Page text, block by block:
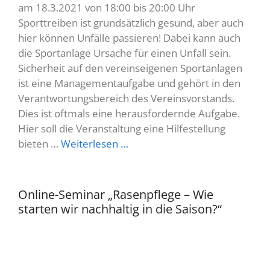
am 18.3.2021 von 18:00 bis 20:00 Uhr
Sporttreiben ist grundsätzlich gesund, aber auch
hier können Unfälle passieren! Dabei kann auch
die Sportanlage Ursache für einen Unfall sein.
Sicherheit auf den vereinseigenen Sportanlagen
ist eine Managementaufgabe und gehört in den
Verantwortungsbereich des Vereinsvorstands.
Dies ist oftmals eine herausfordernde Aufgabe.
Hier soll die Veranstaltung eine Hilfestellung
bieten … Weiterlesen …
Online-Seminar „Rasenpflege – Wie
starten wir nachhaltig in die Saison?“